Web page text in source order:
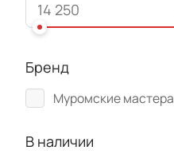
Бренд
Муромские мастера
В наличии